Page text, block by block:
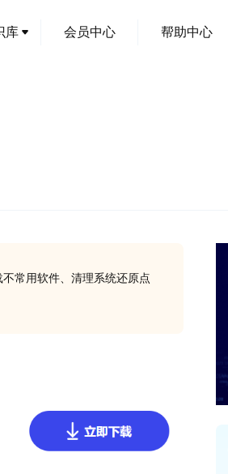
库 会员中心 帮助中心
常用软件、清理系统还原点